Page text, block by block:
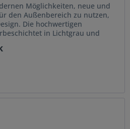
Möglichkeiten, neue und
den Außenbereich zu nutzen,
Die hochwertigen
in Lichtgrau und